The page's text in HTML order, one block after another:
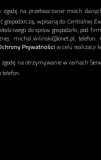
zgodę na przetwarzanie moich
gospodarczą, wpisaną do Centralnej
do spraw gospodarki, pod
michal.wilinski@onet.pl,
Prywatnościw celu realizacji
na otrzymywanie w ramach